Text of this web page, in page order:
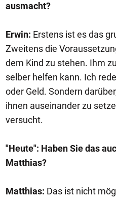
ausmacht?
Erwin: Erstens ist es das
Zweitens die
dem Kind zu stehen. Ihm
selber helfen kann. Ich
oder Geld. Sondern
ihnen auseinander zu
versucht.
"Heute": Haben Sie das
Matthias?
Matthias: Das ist nicht